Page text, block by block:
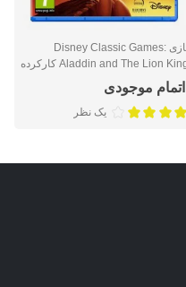
بازی Disney Classic Games:
Aladdin and The Lion King کارکرده
- پلی استیشن 4
اتمام موجودی
یک نظر